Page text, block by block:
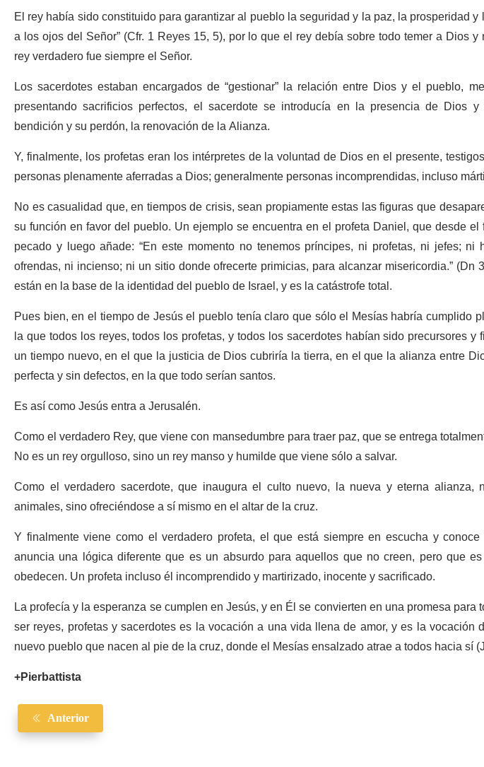
El rey había sido constituido para garantizar al pueblo la seguridad y la paz, la prosperidad
a los ojos del Señor” (Cfr. 1 Reyes 15, 5), por lo que el rey debía sobre todo temer a Dios
rey verdadero fue siempre el Señor.
Los sacerdotes estaban encargados de “gestionar” la relación entre Dios y el pueblo,
presentando sacrificios perfectos, el sacerdote se introducía en la presencia de Dios
bendición y su perdón, la renovación de la Alianza.
Y, finalmente, los profetas eran los intérpretes de la voluntad de Dios en el presente,
personas plenamente aferradas a Dios; generalmente personas incomprendidas, incluso
No es casualidad que, en tiempos de crisis, sean propiamente estas las figuras que
su función en favor del pueblo. Un ejemplo se encuentra en el profeta Daniel, que desde
pecado y luego añade: “En este momento no tenemos príncipes, ni profetas, ni jefes; ni
ofrendas, ni incienso; ni un sitio donde ofrecerte primicias, para alcanzar misericordia.” (Dn
están en la base de la identidad del pueblo de Israel, y es la catástrofe total.
Pues bien, en el tiempo de Jesús el pueblo tenía claro que sólo el Mesías habría cumplido
la que todos los reyes, todos los profetas, y todos los sacerdotes habían sido precursores
un tiempo nuevo, en el que la justicia de Dios cubriría la tierra, en el que la alianza entre
perfecta y sin defectos, en la que todo serían santos.
Es así como Jesús entra a Jerusalén.
Como el verdadero Rey, que viene con mansedumbre para traer paz, que se entrega
No es un rey orgulloso, sino un rey manso y humilde que viene sólo a salvar.
Como el verdadero sacerdote, que inaugura el culto nuevo, la nueva y eterna alianza,
animales, sino ofreciéndose a sí mismo en el altar de la cruz.
Y finalmente viene como el verdadero profeta, el que está siempre en escucha y
anuncia una lógica diferente que es un absurdo para aquellos que no creen, pero que
obedecen. Un profeta incluso él incomprendido y martirizado, inocente y sacrificado.
La profecía y la esperanza se cumplen en Jesús, y en Él se convierten en una promesa
ser reyes, profetas y sacerdotes es la vocación a una vida llena de amor, y es la vocación
nuevo pueblo que nacen al pie de la cruz, donde el Mesías ensalzado atrae a todos hacia sí
+Pierbattista
Anterior